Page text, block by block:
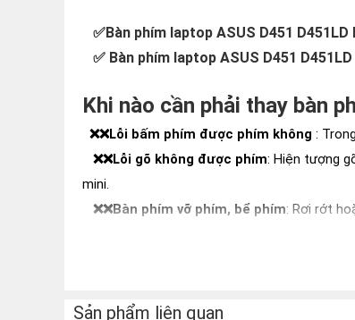
✅Bàn phím laptop ASUS D451 D451LD
✅ Bàn phím laptop ASUS D451
Khi nào cần phải thay bàn
❌❌Lỗi bấm phím được phím không :
❌❌Lỗi gõ không được phím: Hiện tượng
mini.
❌❌Bàn phím vỡ phím, bể phím: Rơi rớt
xương nhựa bị vở thì không thể lắp phím trở
: Tình trạng
phím nào,Khi đánh máy màn hình
Sản phẩm liên quan